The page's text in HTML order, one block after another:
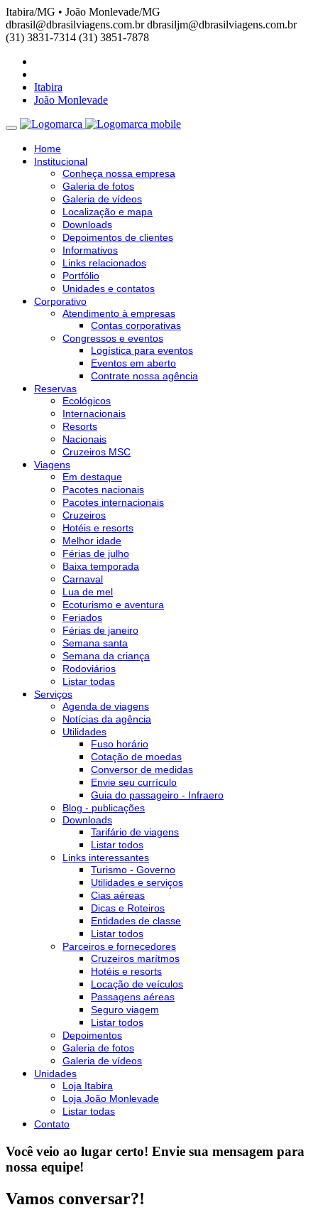
Itabira/MG • João Monlevade/MG
dbrasil@dbrasilviagens.com.br dbrasiljm@dbrasilviagens.com.br
(31) 3831-7314 (31) 3851-7878
Itabira
João Monlevade
Home
Institucional
Conheça nossa empresa
Galeria de fotos
Galeria de vídeos
Localização e mapa
Downloads
Depoimentos de clientes
Informativos
Links relacionados
Portfólio
Unidades e contatos
Corporativo
Atendimento à empresas
Contas corporativas
Congressos e eventos
Logística para eventos
Eventos em aberto
Contrate nossa agência
Reservas
Ecológicos
Internacionais
Resorts
Nacionais
Cruzeiros MSC
Viagens
Em destaque
Pacotes nacionais
Pacotes internacionais
Cruzeiros
Hotéis e resorts
Melhor idade
Férias de julho
Baixa temporada
Carnaval
Lua de mel
Ecoturismo e aventura
Feriados
Férias de janeiro
Semana santa
Semana da criança
Rodoviários
Listar todas
Serviços
Agenda de viagens
Notícias da agência
Utilidades
Fuso horário
Cotação de moedas
Conversor de medidas
Envie seu currículo
Guia do passageiro - Infraero
Blog - publicações
Downloads
Tarifário de viagens
Listar todos
Links interessantes
Turismo - Governo
Utilidades e serviços
Cias aéreas
Dicas e Roteiros
Entidades de classe
Listar todos
Parceiros e fornecedores
Cruzeiros marítmos
Hotéis e resorts
Locação de veículos
Passagens aéreas
Seguro viagem
Listar todos
Depoimentos
Galeria de fotos
Galeria de vídeos
Unidades
Loja Itabira
Loja João Monlevade
Listar todas
Contato
Você veio ao lugar certo! Envie sua mensagem para
nossa equipe!
Vamos conversar?!